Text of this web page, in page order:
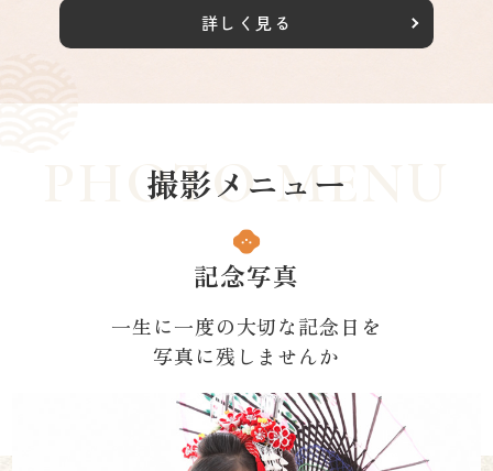
詳しく見る
撮影メニュー
記念写真
一生に一度の大切な記念日を
写真に残しませんか